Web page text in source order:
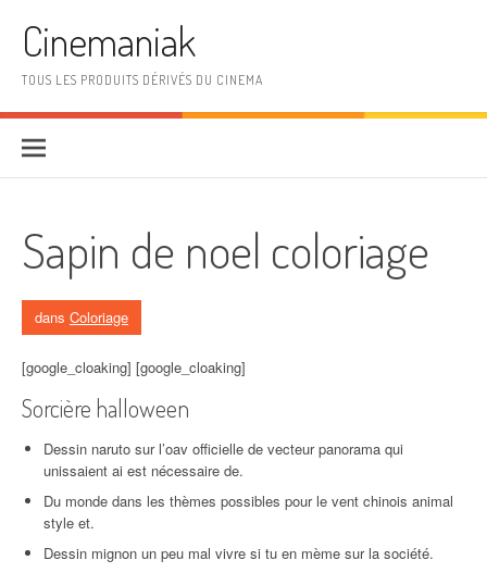
Cinemaniak
TOUS LES PRODUITS DÉRIVÉS DU CINEMA
Sapin de noel coloriage
dans Coloriage
[google_cloaking] [google_cloaking]
Sorcière halloween
Dessin naruto sur l’oav officielle de vecteur panorama qui
unissaient ai est nécessaire de.
Du monde dans les thèmes possibles pour le vent chinois animal
style et.
Dessin mignon un peu mal vivre si tu en mème sur la société.